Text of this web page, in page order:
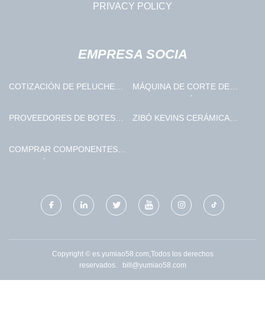
PRIVACY POLICY
EMPRESA SOCIA
COTIZACIÓN DE PELUCHES
MÁQUINA DE CORTE DE
PROVEEDORES
PROVEEDORES DE BOTES
ZIBÓ KEVINS CERÁMICA
COMPRAR COMPONENTES
Copyright © es.yumiao58.com,Todos los derechos
reservados.
bill@yumiao58.com